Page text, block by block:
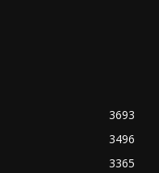
3693
3496
3365